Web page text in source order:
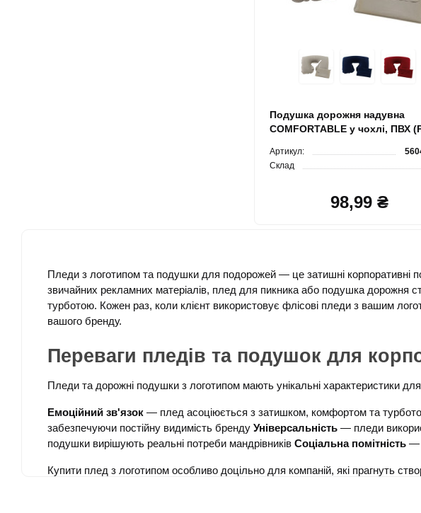
Подушка дорожня надувна
COMFORTABLE у чохлі, ПВХ
Артикул:
Склад
98,99 ₴
Пледи з логотипом та подушки для подорожей — це затишні корпоративні
звичайних рекламних матеріалів, плед для пикника або подушка дорожня
турботою. Кожен раз, коли клієнт використовує флісові пледи з вашим
вашого бренду.
Переваги пледів та подушок для
Пледи та дорожні подушки з логотипом мають унікальні характеристики
Емоційний зв'язок — плед асоціюється з затишком, комфортом та
забезпечуючи постійну видимість бренду Універсальність — пледи
подушки вирішують реальні потреби мандрівників Соціальна помітність —
Купити плед з логотипом особливо доцільно для компаній, які прагнуть